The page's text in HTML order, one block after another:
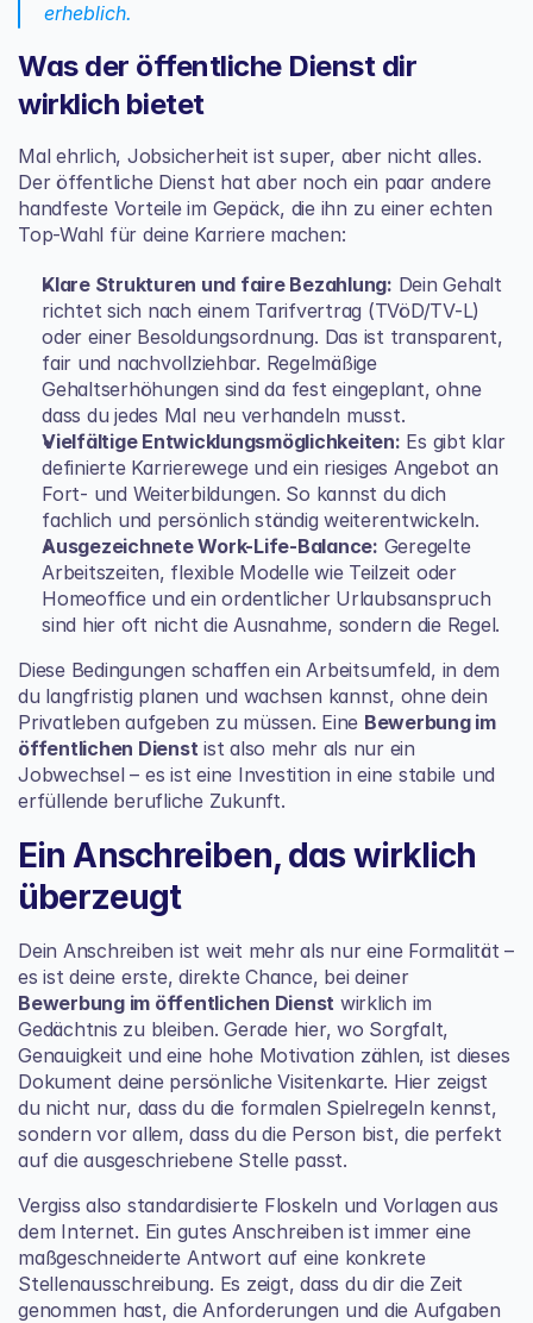
erheblich.
Was der öffentliche Dienst dir
wirklich bietet
Mal ehrlich, Jobsicherheit ist super, aber nicht alles.
Der öffentliche Dienst hat aber noch ein paar andere
handfeste Vorteile im Gepäck, die ihn zu einer echten
Top-Wahl für deine Karriere machen:
Klare Strukturen und faire Bezahlung: Dein Gehalt
richtet sich nach einem Tarifvertrag (TVöD/TV-L)
oder einer Besoldungsordnung. Das ist transparent,
fair und nachvollziehbar. Regelmäßige
Gehaltserhöhungen sind da fest eingeplant, ohne
dass du jedes Mal neu verhandeln musst.
Vielfältige Entwicklungsmöglichkeiten: Es gibt klar
definierte Karrierewege und ein riesiges Angebot an
Fort- und Weiterbildungen. So kannst du dich
fachlich und persönlich ständig weiterentwickeln.
Ausgezeichnete Work-Life-Balance: Geregelte
Arbeitszeiten, flexible Modelle wie Teilzeit oder
Homeoffice und ein ordentlicher Urlaubsanspruch
sind hier oft nicht die Ausnahme, sondern die Regel.
Diese Bedingungen schaffen ein Arbeitsumfeld, in dem
du langfristig planen und wachsen kannst, ohne dein
Privatleben aufgeben zu müssen. Eine Bewerbung im
öffentlichen Dienst ist also mehr als nur ein
Jobwechsel – es ist eine Investition in eine stabile und
erfüllende berufliche Zukunft.
Ein Anschreiben, das wirklich
überzeugt
Dein Anschreiben ist weit mehr als nur eine Formalität –
es ist deine erste, direkte Chance, bei deiner
Bewerbung im öffentlichen Dienst wirklich im
Gedächtnis zu bleiben. Gerade hier, wo Sorgfalt,
Genauigkeit und eine hohe Motivation zählen, ist dieses
Dokument deine persönliche Visitenkarte. Hier zeigst
du nicht nur, dass du die formalen Spielregeln kennst,
sondern vor allem, dass du die Person bist, die perfekt
auf die ausgeschriebene Stelle passt.
Vergiss also standardisierte Floskeln und Vorlagen aus
dem Internet. Ein gutes Anschreiben ist immer eine
maßgeschneiderte Antwort auf eine konkrete
Stellenausschreibung. Es zeigt, dass du dir die Zeit
genommen hast, die Anforderungen und die Aufgaben